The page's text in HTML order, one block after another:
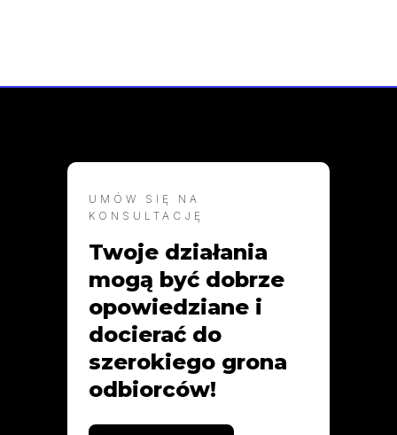
UMÓW SIĘ NA
KONSULTACJĘ
Twoje działania
mogą być dobrze
opowiedziane i
docierać do
szerokiego grona
odbiorców!